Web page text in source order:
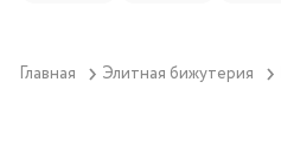
Главная Элитная бижутерия